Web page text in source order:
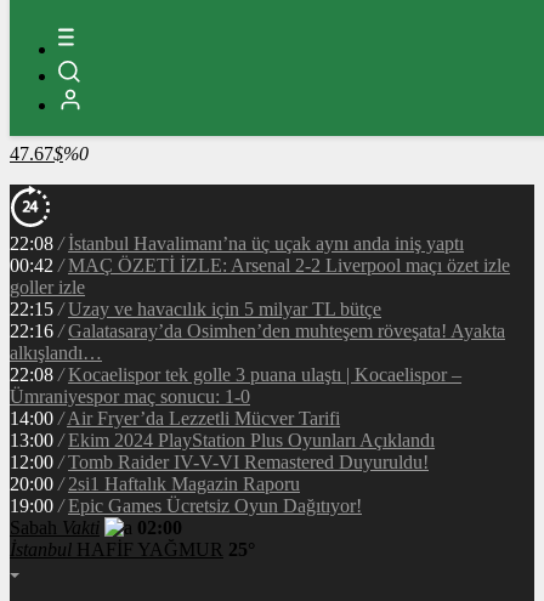
RİPPLE
49.56
%0
TETHER
47.67$%0
22:08 / İstanbul Havalimanı’na üç uçak aynı anda iniş yaptı
00:42 / MAÇ ÖZETİ İZLE: Arsenal 2-2 Liverpool maçı özet izle
goller izle
22:15 / Uzay ve havacılık için 5 milyar TL bütçe
22:16 / Galatasaray’da Osimhen’den muhteşem röveşata! Ayakta
alkışlandı…
22:08 / Kocaelispor tek golle 3 puana ulaştı | Kocaelispor –
Ümraniyespor maç sonucu: 1-0
14:00 / Air Fryer’da Lezzetli Mücver Tarifi
13:00 / Ekim 2024 PlayStation Plus Oyunları Açıklandı
12:00 / Tomb Raider IV-V-VI Remastered Duyuruldu!
20:00 / 2si1 Haftalık Magazin Raporu
19:00 / Epic Games Ücretsiz Oyun Dağıtıyor!
Sabah Vakti
02:00
İstanbul HAFİF YAĞMUR 25°